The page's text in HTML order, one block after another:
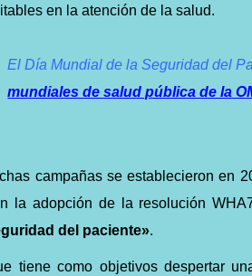
en la atención de la salud.
El Día Mundial de la Seguridad del
mundiales de salud pública de la
campañas se establecieron en
la adopción de la resolución
del paciente».
tiene como objetivos despertar